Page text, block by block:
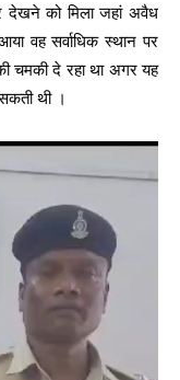
देखने को मिला जहां अवैध
वह सर्वाधिक स्थान पर
चमकी दे रहा था अगर यह
थी ।